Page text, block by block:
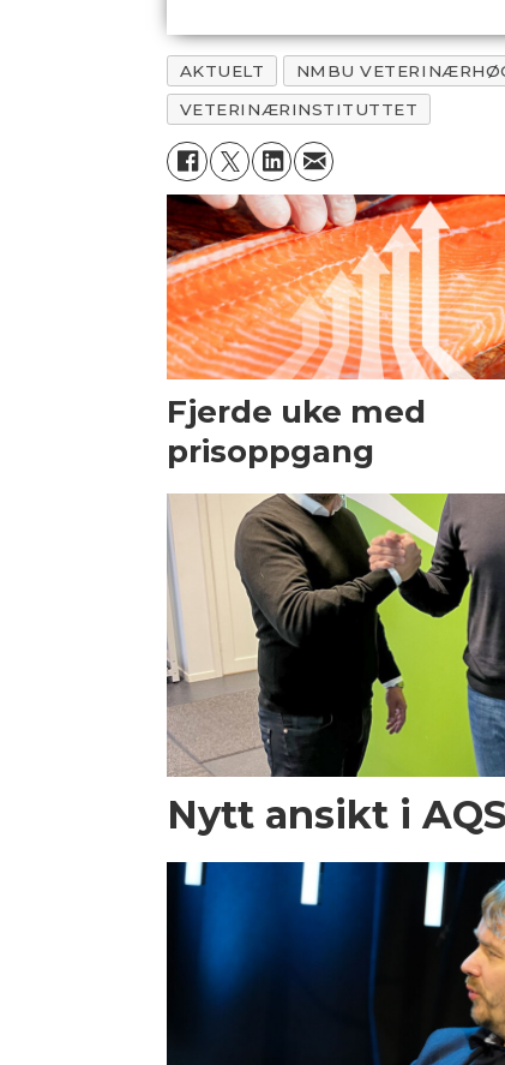
AKTUELT NMBU
VETERINÆRINSTITUTTET
Fjerde uke med
prisoppgang
Nytt ansikt i AQS